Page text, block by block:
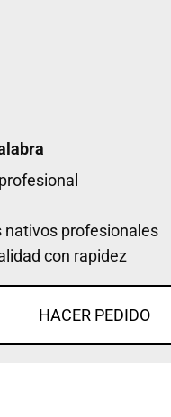
nativos profesionales
con rapidez
HACER PEDIDO